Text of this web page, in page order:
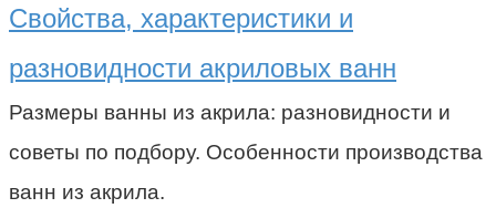
Свойства, характеристики и
разновидности акриловых ванн
Размеры ванны из акрила: разновидности и
советы по подбору. Особенности производства
ванн из акрила.